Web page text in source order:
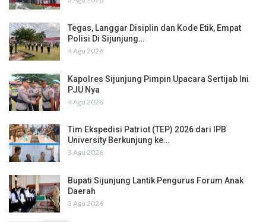
Tegas, Langgar Disiplin dan Kode Etik, Empat
Polisi Di Sijunjung…
4 Agu 2026
Kapolres Sijunjung Pimpin Upacara Sertijab Ini
PJU Nya
4 Agu 2026
Tim Ekspedisi Patriot (TEP) 2026 dari IPB
University Berkunjung ke…
3 Agu 2026
Bupati Sijunjung Lantik Pengurus Forum Anak
Daerah
3 Agu 2026